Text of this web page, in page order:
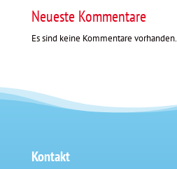
Neueste Kommentare
Es sind keine Kommentare vorhanden.
Kontakt